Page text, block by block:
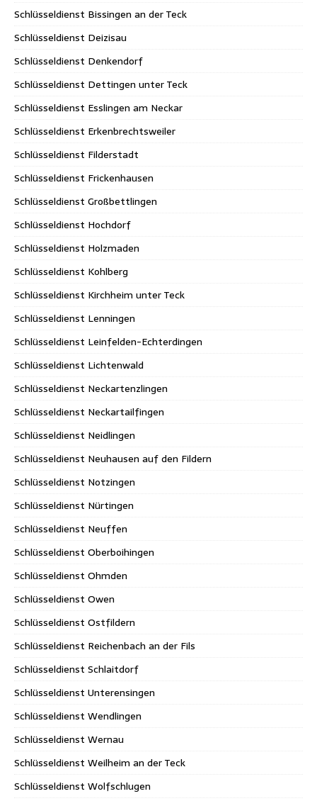
Schlüsseldienst Bissingen an der Teck
Schlüsseldienst Deizisau
Schlüsseldienst Denkendorf
Schlüsseldienst Dettingen unter Teck
Schlüsseldienst Esslingen am Neckar
Schlüsseldienst Erkenbrechtsweiler
Schlüsseldienst Filderstadt
Schlüsseldienst Frickenhausen
Schlüsseldienst Großbettlingen
Schlüsseldienst Hochdorf
Schlüsseldienst Holzmaden
Schlüsseldienst Kohlberg
Schlüsseldienst Kirchheim unter Teck
Schlüsseldienst Lenningen
Schlüsseldienst Leinfelden-Echterdingen
Schlüsseldienst Lichtenwald
Schlüsseldienst Neckartenzlingen
Schlüsseldienst Neckartailfingen
Schlüsseldienst Neidlingen
Schlüsseldienst Neuhausen auf den Fildern
Schlüsseldienst Notzingen
Schlüsseldienst Nürtingen
Schlüsseldienst Neuffen
Schlüsseldienst Oberboihingen
Schlüsseldienst Ohmden
Schlüsseldienst Owen
Schlüsseldienst Ostfildern
Schlüsseldienst Reichenbach an der Fils
Schlüsseldienst Schlaitdorf
Schlüsseldienst Unterensingen
Schlüsseldienst Wendlingen
Schlüsseldienst Wernau
Schlüsseldienst Weilheim an der Teck
Schlüsseldienst Wolfschlugen